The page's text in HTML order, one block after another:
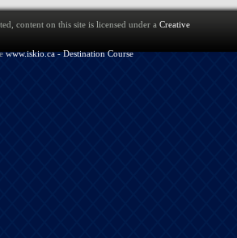
content on this site is licensed under a Creative
www.iskio.ca - Destination Course